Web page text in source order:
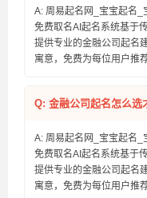
A: 周易起名网_宝宝起名_
免费取名AI起名系统基于
提供专业的金融公司起名
寓意，免费为每位用户推
Q: 金融公司起名怎么选
A: 周易起名网_宝宝起名_
免费取名AI起名系统基于
提供专业的金融公司起名
寓意，免费为每位用户推